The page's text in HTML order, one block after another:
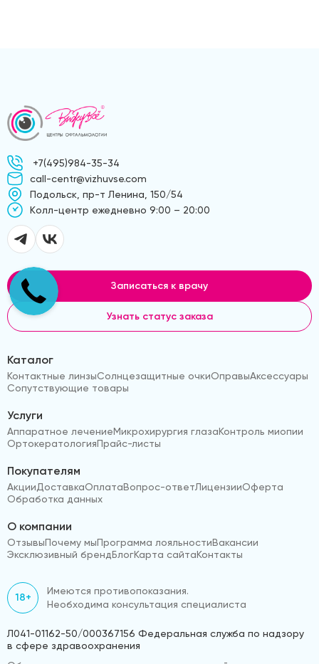
+7(495)984-35-34
call-centr@vizhuvse.com
Подольск, пр-т Ленина, 150/54
Kолл-центр ежедневно 9:00 – 20:00
Записаться к врачу
Узнать статус заказа
Каталог
Контактные линзыСолнцезащитные очкиОправыАксессуары
Сопутствующие товары
Услуги
Аппаратное лечениеМикрохирургия глазаКонтроль миопии
ОртокератологияПрайс-листы
Покупателям
АкцииДоставкаОплатаВопрос-ответЛицензииОферта
Обработка данных
О компании
ОтзывыПочему мыПрограмма лояльностиВакансии
Эксклюзивный брендБлогКарта сайтаКонтакты
18+
Имеются противопоказания.
Необходима консультация специалиста
Л041-01162-50/000367156 Федеральная служба по надзору
в сфере здравоохранения